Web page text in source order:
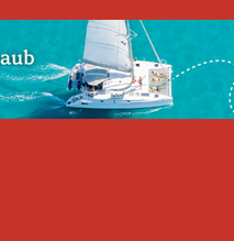
Twitter Subscribe to RSS